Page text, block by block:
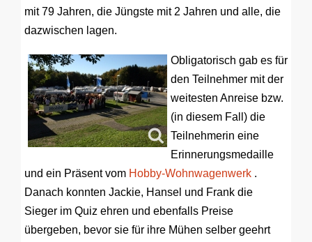
mit 79 Jahren, die Jüngste mit 2 Jahren und alle, die
dazwischen lagen.
Obligatorisch gab es für
den Teilnehmer mit der
weitesten Anreise bzw.
(in diesem Fall) die
Teilnehmerin eine
Erinnerungsmedaille
und ein Präsent vom Hobby-Wohnwagenwerk .
Danach konnten Jackie, Hansel und Frank die
Sieger im Quiz ehren und ebenfalls Preise
übergeben, bevor sie für ihre Mühen selber geehrt